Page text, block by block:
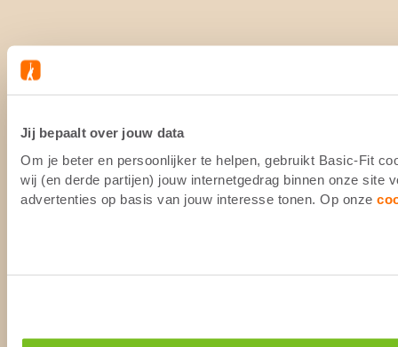
Jij bepaalt over jouw data
Om je beter en persoonlijker te helpen, gebruikt Basic-Fit
wij (en derde partijen) jouw internetgedrag binnen onze site
advertenties op basis van jouw interesse tonen. Op onze